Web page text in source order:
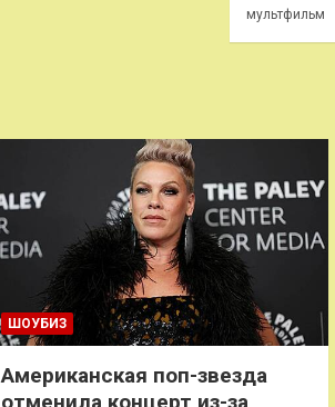
мультфильм
ШОУБИЗ
Американская поп-звезда
отменила концерт из-за